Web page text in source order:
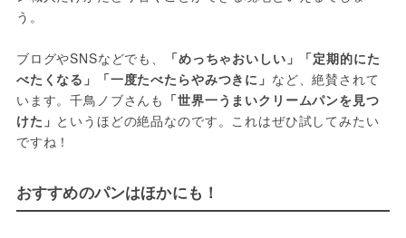
う。
ブログやSNSなどでも、
「めっちゃおいしい」「定期的にた
べたくなる」「一度たべたらやみつきに」 など、絶賛されて
います。千鳥ノブさんも 「世界一うまいクリームパンを見つ
けた」 というほどの絶品なのです。これはぜひ試してみたい
ですね！
おすすめのパンはほかにも！